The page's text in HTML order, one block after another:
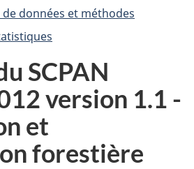
données et méthodes
SCPAN
version 1.1 -
et
forestière